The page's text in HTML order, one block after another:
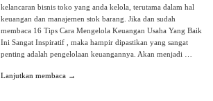
kelancaran bisnis toko yang anda kelola, terutama dalam hal
keuangan dan manajemen stok barang. Jika dan sudah
membaca 16 Tips Cara Mengelola Keuangan Usaha Yang Baik
Ini Sangat Inspiratif , maka hampir dipastikan yang sangat
penting adalah pengelolaan keuangannya. Akan menjadi …
Lanjutkan membaca →